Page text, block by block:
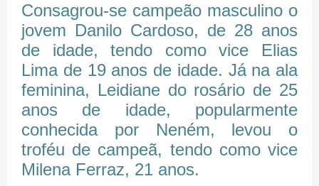
Consagrou-se campeão masculino o
jovem Danilo Cardoso, de 28 anos
de idade, tendo como vice Elias
Lima de 19 anos de idade. Já na ala
feminina, Leidiane do rosário de 25
anos de idade, popularmente
conhecida por Neném, levou o
troféu de campeã, tendo como vice
Milena Ferraz, 21 anos.